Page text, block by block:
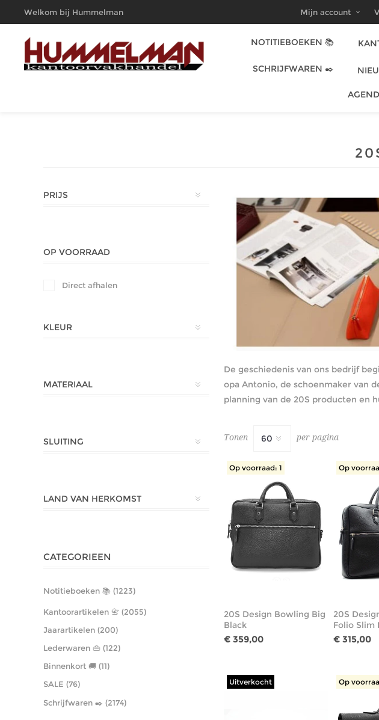
Welkom bij Hummelman
Kantoorvakhandel
Mijn account
NOTITIEBOEKEN 📚
SCHRIJFWAREN ✒️
De geschiedenis van ons bedrijf
opa Antonio, de schoenmaker van
planning van de 20S producten en
Tonen per pagina
Op voorraad: 1
20S Design Bowling Big
Black
€ 359,00
Op
20S
Folio Slim
€ 315,00
Uitverkocht Op
PRIJS
OP VOORRAAD
Direct afhalen
KLEUR
MATERIAAL
SLUITING
LAND VAN HERKOMST
CATEGORIEEN
Notitieboeken 📚 (1223)
Kantoorartikelen 📇 (2055)
Jaarartikelen (200)
Lederwaren 👜 (122)
Binnenkort 🚚 (11)
SALE (76)
Schrijfwaren ✒️ (2174)